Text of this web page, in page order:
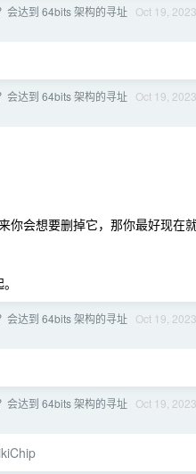
Oct 19, 2023
会达到 64bits 架构的寻址
Oct 19, 2023
会达到 64bits 架构的寻址
你会想要删掉它，那你最好现在
Oct 19, 2023
会达到 64bits 架构的寻址
Oct 19, 2023
会达到 64bits 架构的寻址